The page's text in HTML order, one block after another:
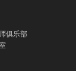
俱乐部